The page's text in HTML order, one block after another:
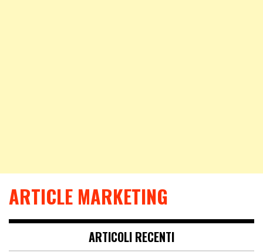
ARTICLE MARKETING
ARTICOLI RECENTI